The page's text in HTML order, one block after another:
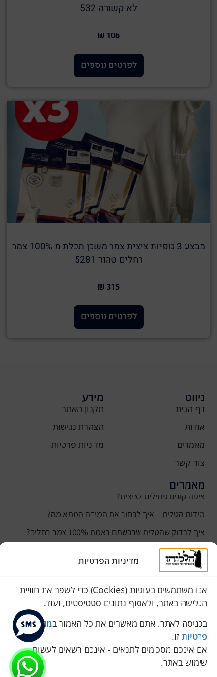
מדיניות הפרטיות
אנו משתמשים בעוגיות (Cookies) כדי לשפר את חוויית
הגלישה באתר, ולאסוף נתונים סטטיסטים, ועוד.
בכניסה לאתר, אתם מאשרים את כל האמור במדיניות
פרטיות זו.
אם אינכם מסכימים לתנאים - אינכם רשאים לעשות
שימוש באתר.
לא קשורה 532
106 ₪
לפרטים נוספים
מבצע 3 גופיות ציצית צמר משכן תכלת מ 100% צמר
רחלים טהור 5281
315 ₪
לפרטים נוספים
ניווט
דף הבית
אודות
מאמרים
צור קשר
מידע
תקנון האתר
הצהרת נגישות
מדיניות פרטיות
מאמרים
איפה קונים פתילים לציצית?
מידות הטלית – איך לבחור את המידה המתאימה?
איך לבדוק שהטלית שרכשתם באמת 100% צמר רחלים?
למה נהוג לקנות טלית לחתן ביום חתונתו?
כמה עולה טלית לחתן
סוגי טליתות
שירות לקוחות
050-774-8845
הכחול 10 א.ת, כנות
pini.mixum@gmail.com